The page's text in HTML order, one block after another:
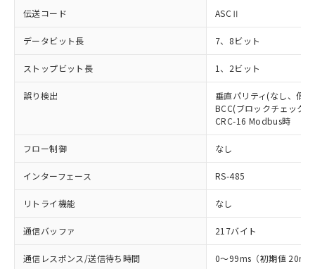
伝送コード ASCⅡ
データビット長 7、8ビット
ストップビット長 1、2ビット
誤り検出
垂直パリティ(なし、偶
BCC(ブロックチェック
CRC-16 Modbus時
フロー制御 なし
インターフェース RS-485
リトライ機能 なし
通信バッファ 217バイト
通信レスポンス/送信待ち時間 0～99ms（初期値 20ms